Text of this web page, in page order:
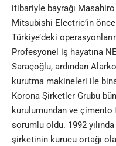
itibariyle bayrağı
Mitsubishi Electric’in
Türkiye’deki
Profesyonel iş hayatına
Saraçoğlu, ardından
kurutma makineleri ile
Korona Şirketler Grubu
kurulumundan ve
sorumlu oldu. 1992
şirketinin kurucu ortağı